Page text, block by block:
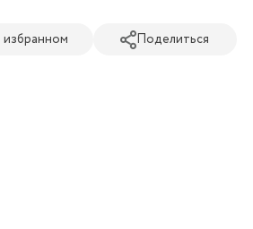
избранном Поделиться